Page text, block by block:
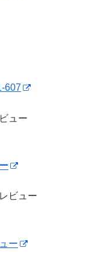
607
ュー
ビュー
ー